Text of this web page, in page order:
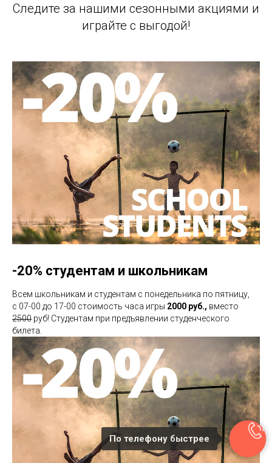
По телефону быстрее
Следите за нашими сезонными акциями и
играйте с выгодой!
-20% студентам и школьникам
Всем школьникам и студентам с понедельника по пятницу,
с 07-00 до 17-00 стоимость часа игры 2000 руб., вместо
2500 руб! Студентам при предъявлении студенческого
билета.